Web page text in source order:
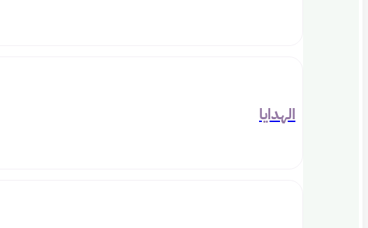
الهدايا